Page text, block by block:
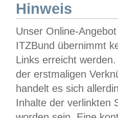
Hinweis
Unser Online-
ITZBund übernimmt
Links erreicht
der erstmaligen
handelt es sich
Inhalte der verlinkten